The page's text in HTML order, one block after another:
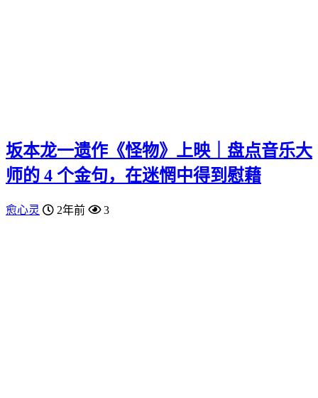
坂本龙一遗作《怪物》上映｜盘点音乐大
师的 4 个金句，在迷惘中得到慰藉
愈心灵 2年前 3